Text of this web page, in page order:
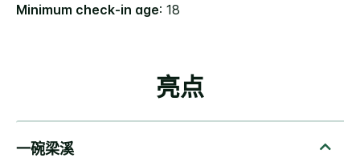
Minimum check-in age: 18
亮点